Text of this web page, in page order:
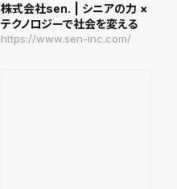
株式会社sen. | シニアの力 ×
テクノロジーで社会を変える
https://www.sen-inc.com/